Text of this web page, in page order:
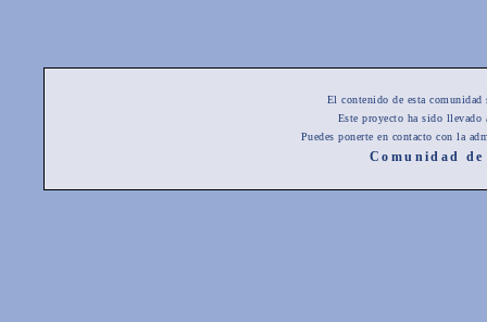
El contenido de esta
Este proyecto ha sido
Puedes ponerte en contacto con la
Comunidad